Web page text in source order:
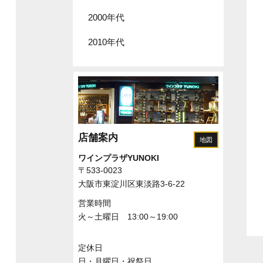
2000年代
2010年代
店舗案内 地図
ワインプラザYUNOKI
〒533-0023
大阪市東淀川区東淡路3-6-22
営業時間
火～土曜日 13:00～19:00
定休日